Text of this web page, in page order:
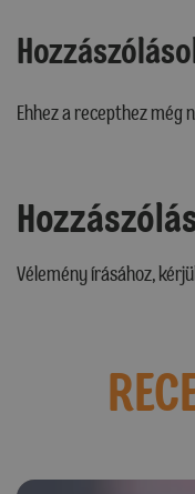
Ehhez a recepthez még
Vélemény írásához,